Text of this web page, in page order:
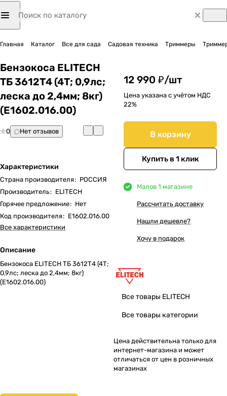
Главная Каталог Все для сада Садовая техника Триммеры
Бензокоса ELITECH
ТБ 3612Т4 (4Т; 0,9лс;
леска до 2,4мм; 8кг)
(E1602.016.00)
0 Нет отзывов
Характеристики
Страна производителя: РОССИЯ
Производитель: ELITECH
Горячее предложение: Нет
Код производителя: E1602.016.00
Все характеристики
Описание
Бензокоса ELITECH ТБ 3612Т4 (4Т;
0,9лс; леска до 2,4мм; 8кг)
(E1602.016.00)
12 990 ₽/шт
Цена указана с учётом НДС
22%
В корзину
Купить в 1 клик
Малов 1 магазине
Рассчитать доставку
Нашли дешевле?
Хочу в подарок
Все товары ELITECH
Все товары категории
Цена действительна только для
интернет-магазина и может
отличаться от цен в розничных
магазинах